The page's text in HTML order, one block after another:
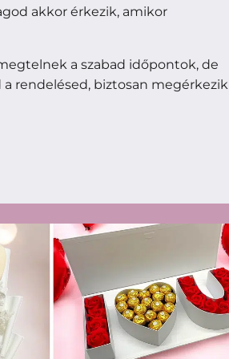
akkor érkezik, amikor
a szabad időpontok, de
rendelésed, biztosan megérkezik